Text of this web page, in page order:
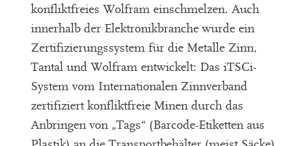
konfliktfreies Wolfram einschmelzen. Auch
innerhalb der Elektronikbranche wurde ein
Zertifizierungssystem für die Metalle Zinn,
Tantal und Wolfram entwickelt: Das iTSCi-
System vom Internationalen Zinnverband
zertifiziert konfliktfreie Minen durch das
Anbringen von „Tags“ (Barcode-Etiketten aus